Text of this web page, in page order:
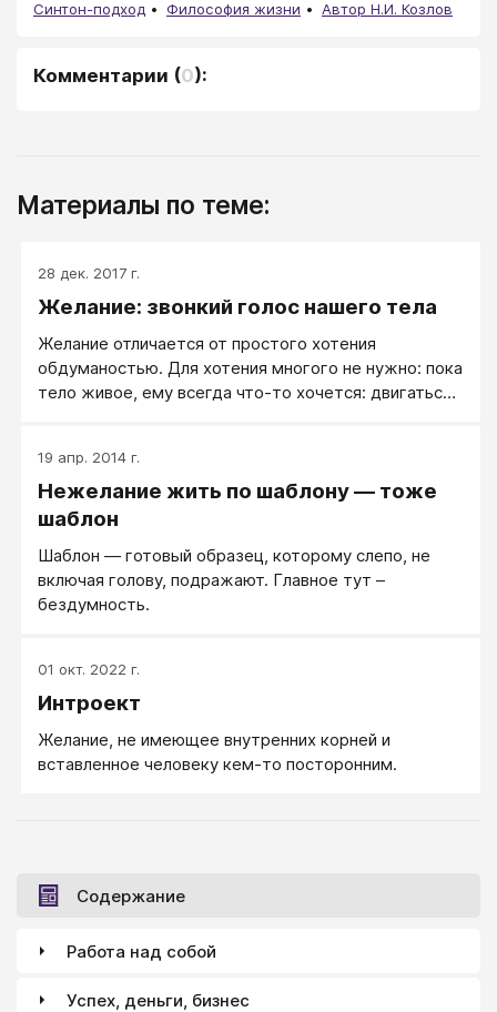
Синтон-подход
Философия жизни Автор Н.И. Козлов
Комментарии (0):
Материалы по теме:
28 дек. 2017 г.
Желание: звонкий голос нашего тела
Желание отличается от простого хотения
обдуманостью. Для хотения многого не нужно: пока
тело живое, ему всегда что-то хочется: двигаться
19 апр. 2014 г.
Нежелание жить по шаблону — тоже
шаблон
Шаблон — готовый образец, которому слепо, не
включая голову, подражают. Главное тут –
бездумность.
01 окт. 2022 г.
Интроект
Желание, не имеющее внутренних корней и
вставленное человеку кем-то посторонним.
Содержание
Работа над собой
Успех, деньги, бизнес